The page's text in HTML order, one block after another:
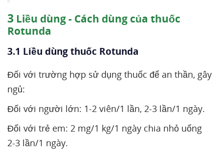
3 Liều dùng - Cách dùng của thuốc
Rotunda
3.1 Liều dùng thuốc Rotunda
Đối với trường hợp sử dụng thuốc để an thần, gây
ngủ:
Đối với người lớn: 1-2 viên/1 lần, 2-3 lần/1 ngày.
Đối với trẻ em: 2 mg/1 kg/1 ngày chia nhỏ uống
2-3 lần/1 ngày.